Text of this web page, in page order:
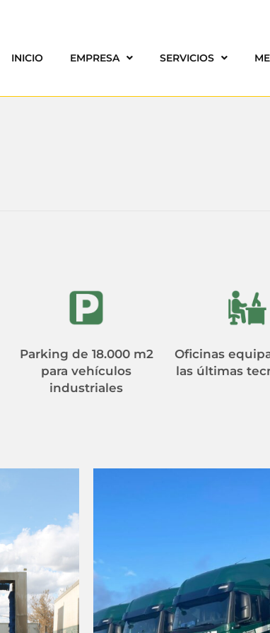
INICIO EMPRESA SERVICIOS
Parking de 18.000 m2
para vehículos
industriales
Oficinas
las últimas